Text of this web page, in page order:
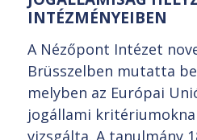
INTÉZMÉNYEIBEN
A Nézőpont Intézet
Brüsszelben mutatta
melyben az Európai
jogállami
vizsgálta. A tanulmány